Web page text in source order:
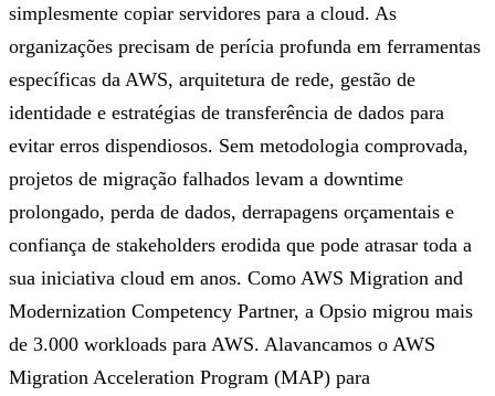
simplesmente copiar servidores para a cloud. As
organizações precisam de perícia profunda em ferramentas
específicas da AWS, arquitetura de rede, gestão de
identidade e estratégias de transferência de dados para
evitar erros dispendiosos. Sem metodologia comprovada,
projetos de migração falhados levam a downtime
prolongado, perda de dados, derrapagens orçamentais e
confiança de stakeholders erodida que pode atrasar toda a
sua iniciativa cloud em anos. Como AWS Migration and
Modernization Competency Partner, a Opsio migrou mais
de 3.000 workloads para AWS. Alavancamos o AWS
Migration Acceleration Program (MAP) para